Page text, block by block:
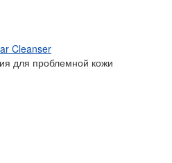
Cleanser
для проблемной кожи